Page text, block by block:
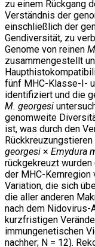
zu einem Rückgang
Verständnis der
einschließlich der
Gendiversität, zu
Genome von reinen
zusammengestellt
fünf MHC-Klasse-I-
identifiziert und die
M. georgesi
genomweite
ist, was durch den
georgesi × Emydura
rückgekreuzt wurden
der MHC-Kernregion
Variation, die sich
die aller anderen
nach dem Nidovirus-
kurzfristigen
immungenetischen
nachher; N = 12).